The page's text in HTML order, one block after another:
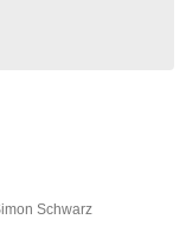
Schwarz